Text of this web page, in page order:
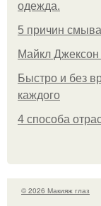
одежда.
5 причин
Майкл Джексон
Быстро и без
каждого
4 способа
© 2026 Макияж глаз